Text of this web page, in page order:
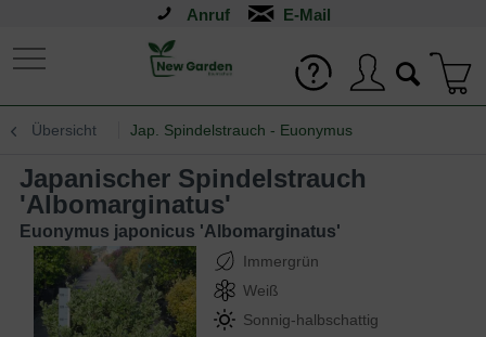
Anruf
Übersicht Jap. Spindelstrauch - Euonymus
Japanischer Spindelstrauch
'Albomarginatus'
Euonymus japonicus 'Albomarginatus'
Immergrün
Weiß
Sonnig-halbschattig